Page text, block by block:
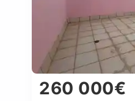
260 000€